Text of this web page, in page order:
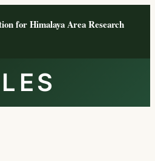
for Himalaya Area Research